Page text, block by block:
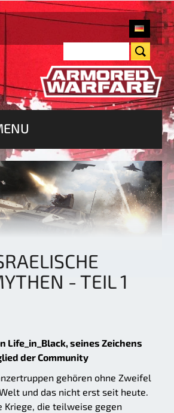
- TEIL 1
Life_in_Black, seines Zeichens
der Community
gehören ohne Zweifel
und das nicht erst seit heute.
Kriege, die teilweise gegen